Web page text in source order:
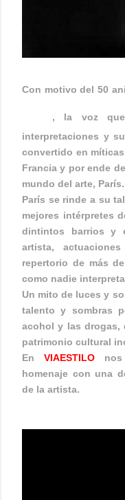
Con motivo del 50
, la voz
interpretaciones y
convertido en
Francia y por ende
mundo del arte, París.
París se rinde a su
mejores intérpretes
dintintos barrios y
artista,
repertorio de más
como nadie
Un mito de luces y
talento y sombras
acohol y las drogas,
patrimonio cultural
En VIAESTILOnos
homenaje con una
de la artista.